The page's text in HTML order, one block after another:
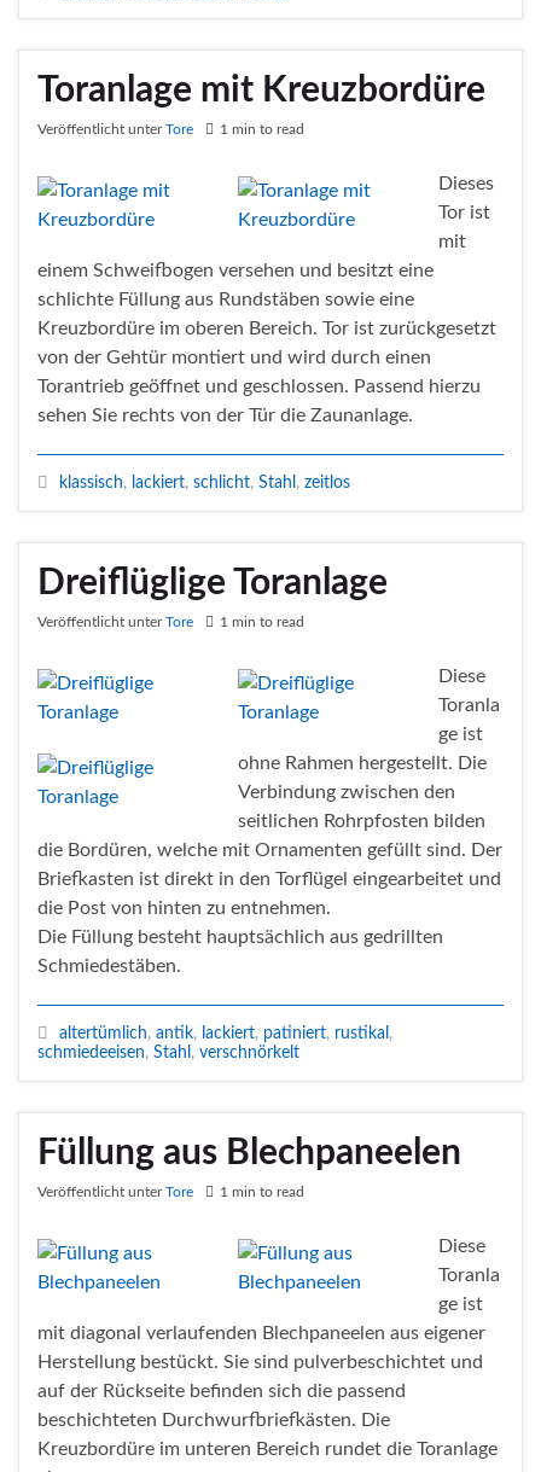
Toranlage mit Kreuzbordüre
Veröffentlicht unterTore 1 min to read
Dieses
Tor ist
mit
einem Schweifbogen versehen und besitzt eine
schlichte Füllung aus Rundstäben sowie eine
Kreuzbordüre im oberen Bereich. Tor ist zurückgesetzt
von der Gehtür montiert und wird durch einen
Torantrieb geöffnet und geschlossen. Passend hierzu
sehen Sie rechts von der Tür die Zaunanlage.
klassisch, lackiert, schlicht, Stahl , zeitlos
Dreiflüglige Toranlage
Veröffentlicht unterTore 1 min to read
Diese
Toranla
ge ist
ohne Rahmen hergestellt. Die
Verbindung zwischen den
seitlichen Rohrpfosten bilden
die Bordüren, welche mit Ornamenten gefüllt sind. Der
Briefkasten ist direkt in den Torflügel eingearbeitet und
die Post von hinten zu entnehmen.
Die Füllung besteht hauptsächlich aus gedrillten
Schmiedestäben.
altertümlich, antik, lackiert, patiniert, rustikal ,
schmiedeeisen, Stahl , verschnörkelt
Füllung aus Blechpaneelen
Veröffentlicht unterTore 1 min to read
Diese
Toranla
ge ist
mit diagonal verlaufenden Blechpaneelen aus eigener
Herstellung bestückt. Sie sind pulverbeschichtet und
auf der Rückseite befinden sich die passend
beschichteten Durchwurfbriefkästen. Die
Kreuzbordüre im unteren Bereich rundet die Toranlage